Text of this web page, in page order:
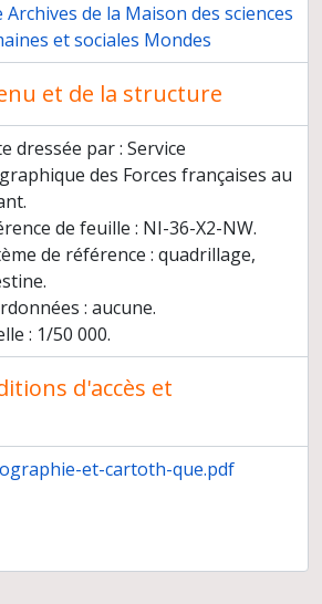
Archives de la Maison des sciences
et sociales Mondes
et de la structure
dressée par : Service
des Forces françaises au
de feuille : NI-36-X2-NW.
de référence : quadrillage,
: aucune.
: 1/50 000.
d'accès et
et-cartoth-que.pdf